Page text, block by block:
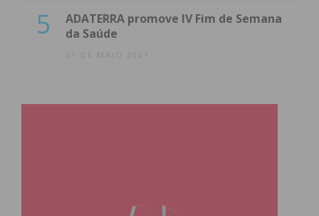
5
ADATERRA promove IV Fim de Semana
da Saúde
21 DE MAIO 2021